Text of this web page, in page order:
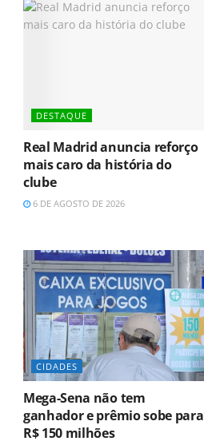
DESTAQUE
Real Madrid anuncia reforço
mais caro da história do
clube
6 DE AGOSTO DE 2026
CIDADES
Mega-Sena não tem
ganhador e prêmio sobe para
R$ 150 milhões